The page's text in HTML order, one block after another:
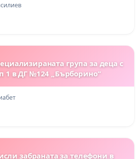
група за деца с
1 в ДГ №124 „Бърборино“
забраната за телефони в